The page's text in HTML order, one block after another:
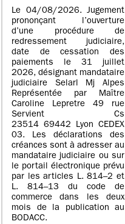
Le 04/08/2026. Jugement
prononçant l’ouverture
d’une procédure de
redressement judiciaire,
date de cessation des
paiements le 31 juillet
2026, désignant mandataire
judiciaire Selarl Mj Alpes
Représentée par Maître
Caroline Lepretre 49 rue
Servient Cs
23514 69442 Lyon CEDEX
03. Les déclarations des
créances sont à adresser au
mandataire judiciaire ou sur
le portail électronique prévu
par les articles L. 814–2 et
L. 814–13 du code de
commerce dans les deux
mois de la publication au
BODACC.